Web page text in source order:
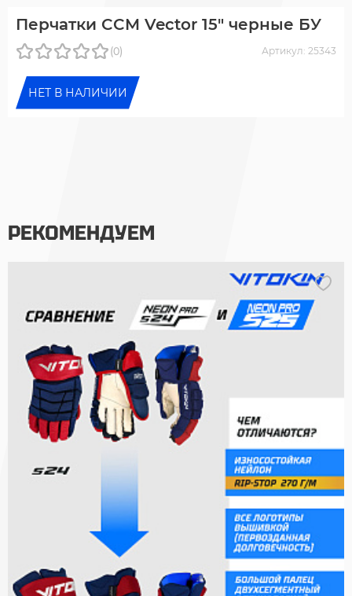
Перчатки CCM Vector 15" черные БУ
(0) Артикул: 25343
НЕТ В НАЛИЧИИ
РЕКОМЕНДУЕМ